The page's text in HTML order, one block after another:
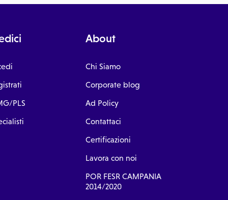
PLS
About
Chi Siamo
Corporate blog
Ad Policy
Contattaci
Certificazioni
Lavora con noi
POR FESR CAMPANIA
2014/2020